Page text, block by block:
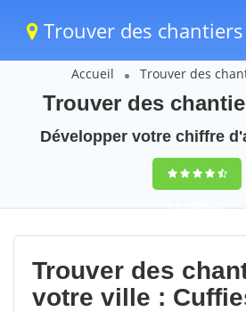
Trouver des chantiers
Accueil Trouver des
Trouver des
Développer votre chiffre
9,5(100%)37
votes
Trouver des
votre ville :